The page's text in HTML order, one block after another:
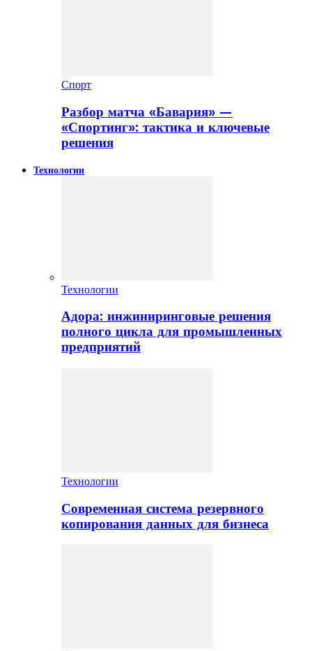
Спорт
Разбор матча «Бавария» —
«Спортинг»: тактика и ключевые
решения
Технологии
Технологии
Адора: инжиниринговые решения
полного цикла для промышленных
предприятий
Технологии
Современная система резервного
копирования данных для бизнеса